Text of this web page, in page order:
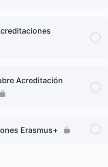
Acreditación
Erasmus+